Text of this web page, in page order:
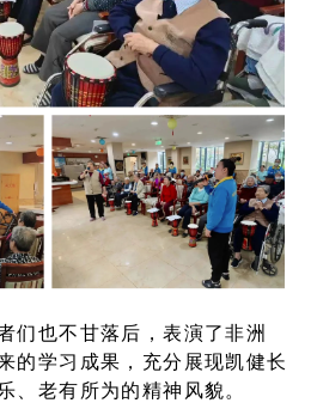
们也不甘落后，表演了非洲
的学习成果，充分展现凯健长
、老有所为的精神风貌。